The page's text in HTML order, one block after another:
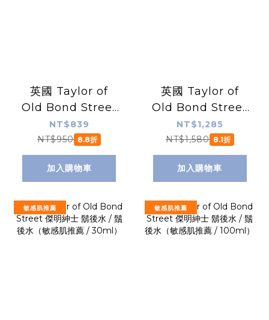
英國 Taylor of
Old Bond Street
經典檀香 鬍後水 /
鬚後水（無酒精 /
30ml）
NT$839
NT$950 8.8折
加入購物車
英國 Taylor of
Old Bond Street
經典檀香 鬍後水 /
鬚後水（100ml）
NT$1,285
NT$1,580 8.1折
加入購物車
敏感肌推薦 敏感肌推薦